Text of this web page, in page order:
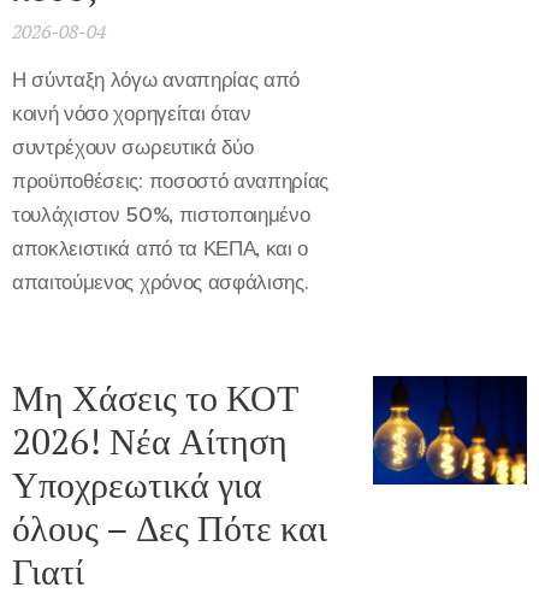
2026-08-04
Η σύνταξη λόγω αναπηρίας από
κοινή νόσο χορηγείται όταν
συντρέχουν σωρευτικά δύο
προϋποθέσεις: ποσοστό αναπηρίας
τουλάχιστον 50%, πιστοποιημένο
αποκλειστικά από τα ΚΕΠΑ, και ο
απαιτούμενος χρόνος ασφάλισης.
Μη Χάσεις το ΚΟΤ
2026! Νέα Αίτηση
Υποχρεωτικά για
όλους – Δες Πότε και
Γιατί